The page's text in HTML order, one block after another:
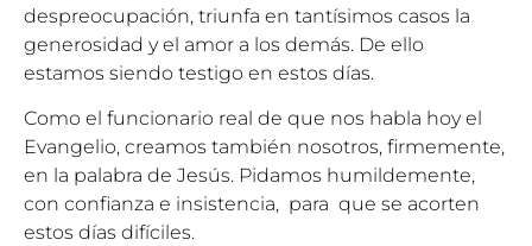
despreocupación, triunfa en tantísimos casos la
generosidad y el amor a los demás. De ello
estamos siendo testigo en estos días.
Como el funcionario real de que nos habla hoy el
Evangelio, creamos también nosotros, firmemente,
en la palabra de Jesús. Pidamos humildemente,
con confianza e insistencia, para que se acorten
estos días difíciles.